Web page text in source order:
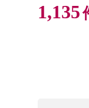
1,135